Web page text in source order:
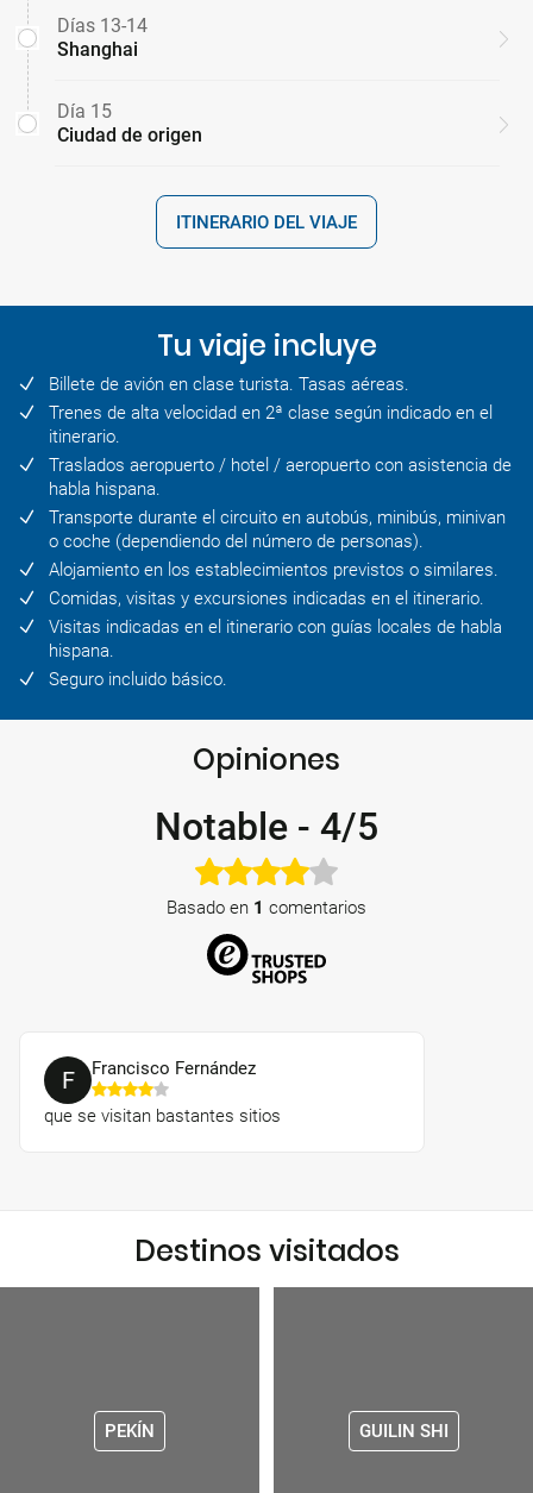
Días 13-14
Shanghai
Día 15
Ciudad de origen
ITINERARIO DEL VIAJE
Tu viaje incluye
Billete de avión en clase turista. Tasas aéreas.
Trenes de alta velocidad en 2ª clase según indicado en el
itinerario.
Traslados aeropuerto / hotel / aeropuerto con asistencia de
habla hispana.
Transporte durante el circuito en autobús, minibús, minivan
o coche (dependiendo del número de personas).
Alojamiento en los establecimientos previstos o similares.
Comidas, visitas y excursiones indicadas en el itinerario.
Visitas indicadas en el itinerario con guías locales de habla
hispana.
Seguro incluido básico.
Opiniones
Notable - 4/5
Basado en 1 comentarios
F Francisco Fernández
que se visitan bastantes sitios
Destinos visitados
PEKÍN GUILIN SHI